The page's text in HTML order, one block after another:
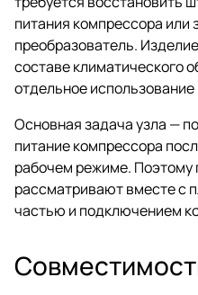
питания компрессора или
преобразователь.
составе климатического
отдельное
Основная задача узла —
питание компрессора
рабочем режиме. Поэтому
рассматривают вместе с
частью и подключением